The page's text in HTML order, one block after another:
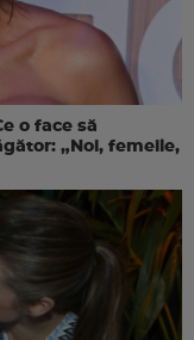
o face să
„Noi, femeile,